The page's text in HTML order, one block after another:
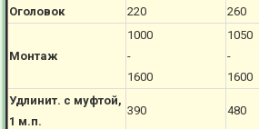
Оголовок
220 260
Монтаж
1000
-
1600
1050
-
1600
Удлинит. с муфтой,
1 м.п.
390 480